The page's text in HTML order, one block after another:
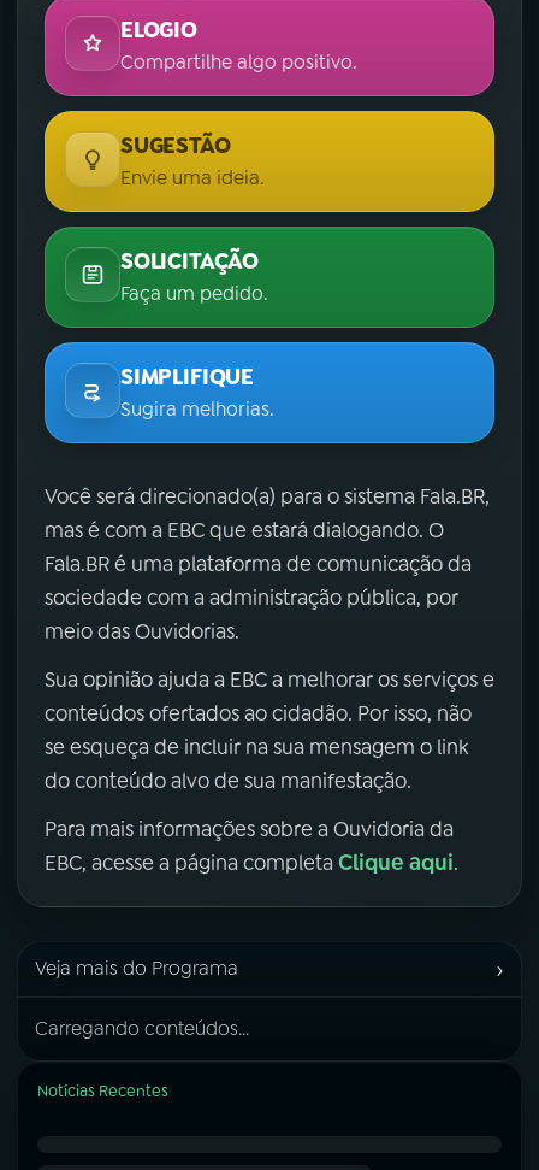
ELOGIO
Compartilhe algo positivo.
SUGESTÃO
Envie uma ideia.
SOLICITAÇÃO
Faça um pedido.
SIMPLIFIQUE
Sugira melhorias.
Você será direcionado(a) para o sistema Fala.BR,
mas é com a EBC que estará dialogando. O
Fala.BR é uma plataforma de comunicação da
sociedade com a administração pública, por
meio das Ouvidorias.
Sua opinião ajuda a EBC a melhorar os serviços e
conteúdos ofertados ao cidadão. Por isso, não
se esqueça de incluir na sua mensagem o link
do conteúdo alvo de sua manifestação.
Para mais informações sobre a Ouvidoria da
EBC, acesse a página completa Clique aqui.
Veja mais do Programa ›
Carregando conteúdos...
Notícias Recentes